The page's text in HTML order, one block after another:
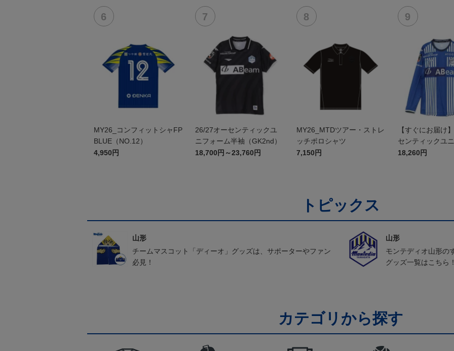
MY26_コンフィットシャFP
BLUE（NO.12）
4,950円
26/27オーセンティックユ
ニフォーム半袖（GK2nd）
18,700円～23,760円
MY26_MTDツアー・ストレ
ッチポロシャツ
7,150円
【すぐにお届け
センティックユ
FP1st（長袖）
18,260円
トピックス
山形
チームマスコット「ディーオ」グッズは、サポーターやファン
必見！
山形
モンテディオ山形の
グッズ一覧はこちら
カテゴリから探す